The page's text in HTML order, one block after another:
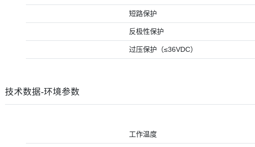
短路保护
反极性保护
过压保护（≤36VDC）
技术数据-环境参数
工作温度